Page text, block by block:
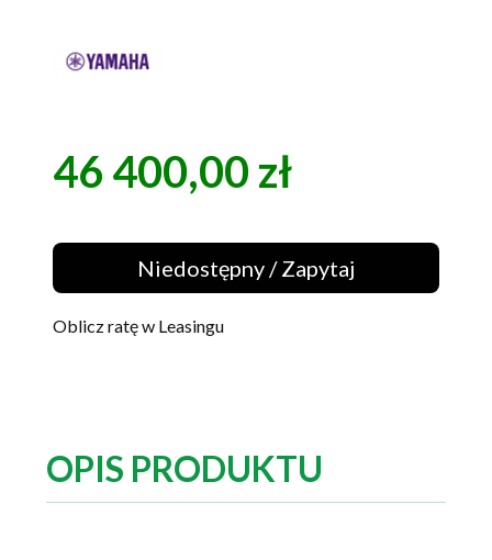
Cena
46 400,00 zł
Niedostępny / Zapytaj
Oblicz ratę w Leasingu
OPIS PRODUKTU